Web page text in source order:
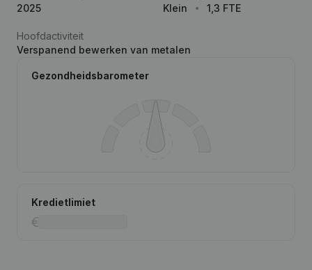
2025
Klein
1,3 FTE
Hoofdactiviteit
Verspanend bewerken van metalen
Gezondheidsbarometer
Kredietlimiet